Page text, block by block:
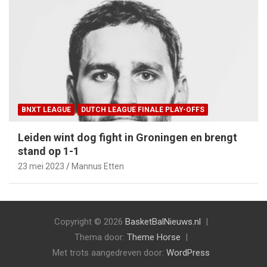
BNXT LEAGUE DUTCH LEAGUE FINALE PLAY-OFFS
Leiden wint dog fight in Groningen en brengt
stand op 1-1
23 mei 2023 Mannus Etten
Copyright © 2026 BasketBalNieuws.nl
Thema door: Theme Horse
Met trots aangedreven door: WordPress